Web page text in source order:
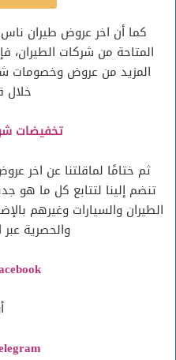
المتاحة من شركات الطيران،
المزيد من عروض وخصومات
خلال
تخفيضات
تنضم إلينا لتتابع كل ما
الطيران والسيارات وغيرهم
والحصرية عبر